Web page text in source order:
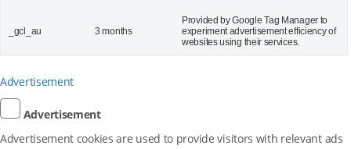
_gcl_au 3 months
Provided by Google Tag Manager to
experiment advertisement efficiency of
websites using their services.
Advertisement
Advertisement
Advertisement cookies are used to provide visitors with relevant ads